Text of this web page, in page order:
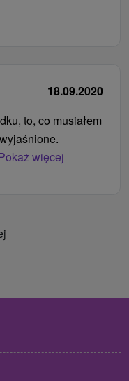
18.09.2020
to, co musiałem
więcej